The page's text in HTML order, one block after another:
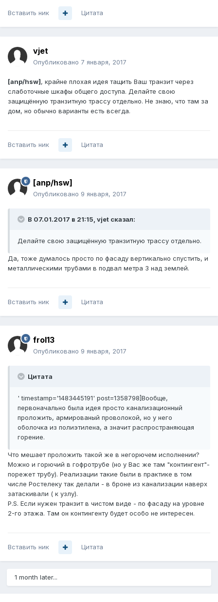
Вставить ник Цитата
vjet
Опубликовано 7 января, 2017
[anp/hsw], крайне плохая идея тащить Ваш транзит через
слаботочные шкафы общего доступа. Делайте свою
защищённую транзитную трассу отдельно. Не знаю, что там за
дом, но обычно варианты есть всегда.
Вставить ник Цитата
[anp/hsw]
Опубликовано 9 января, 2017
В 07.01.2017 в 21:15, vjet сказал:
Делайте свою защищённую транзитную трассу отдельно.
Да, тоже думалось просто по фасаду вертикально спустить, и
металлическими трубами в подвал метра 3 над землей.
Вставить ник Цитата
frol13
Опубликовано 9 января, 2017
Цитата
' timestamp='1483445191' post=1358798]Вообще,
первоначально была идея просто канализационный
проложить, армированый проволокой, но у него
оболочка из полиэтилена, а значит распространяющая
горение.
Что мешает проложить такой же в негорючем исполнении?
Можно и горючий в гофротрубе (но у Вас же там "контингент"-
порежет трубу). Реализации такие были в практике в том
числе Ростелеку так делали - в броне из канализации наверх
затаскивали ( к узлу).
P.S. Если нужен транзит в чистом виде - по фасаду на уровне
2-го этажа. Там он контингенту будет особо не интересен.
Вставить ник Цитата
1 month later...